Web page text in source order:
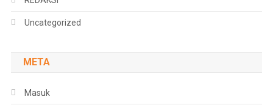
Uncategorized
META
Masuk